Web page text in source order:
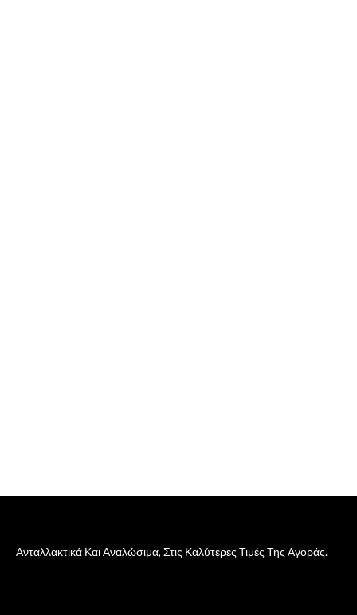
Ανταλλακτικά Και Αναλώσιμα, Στις Καλύτερες Τιμές Της Αγοράς.